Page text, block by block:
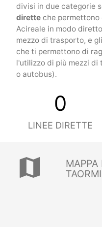
divisi in due categorie
diretteche permettono
Acireale in modo
mezzo di trasporto, e gli
che ti permettono di
l'utilizzo di più mezzi
o autobus).
0
LINEE DIRETTE
map
MAPPA